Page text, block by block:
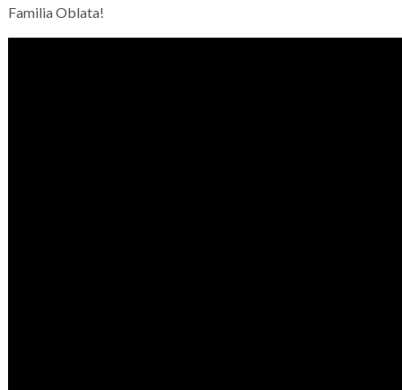
Familia Oblata!